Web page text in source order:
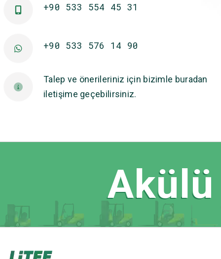
+90 533 554 45 31
+90 533 576 14 90
Talep ve önerileriniz için bizimle buradan
iletişime geçebilirsiniz.